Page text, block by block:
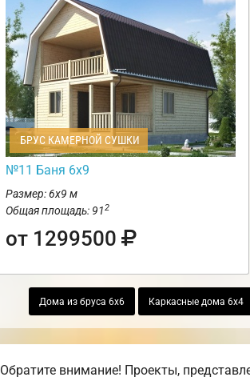
БРУС КАМЕРНОЙ СУШКИ
№11 Баня 6х9
Размер: 6х9 м
Общая площадь: 912
от 1299500
Дома из бруса 6х6 Каркасные дома 6х4
Обратите внимание! Проекты,